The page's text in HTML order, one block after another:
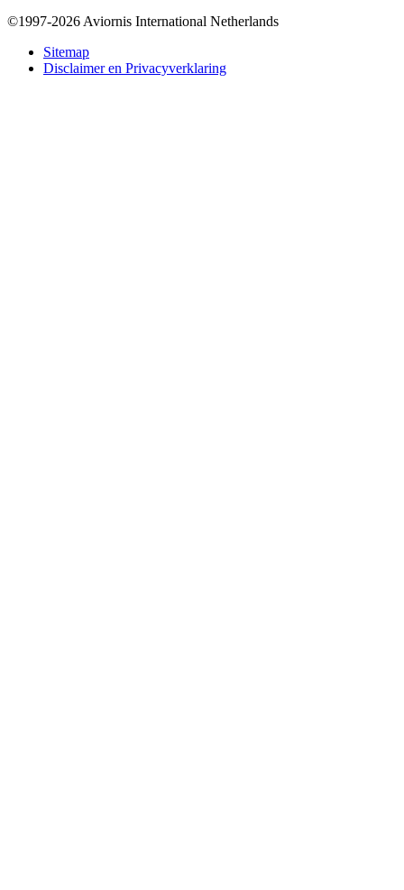
Bottom
©1997-2026 Aviornis International Netherlands
Sitemap
Disclaimer en Privacyverklaring